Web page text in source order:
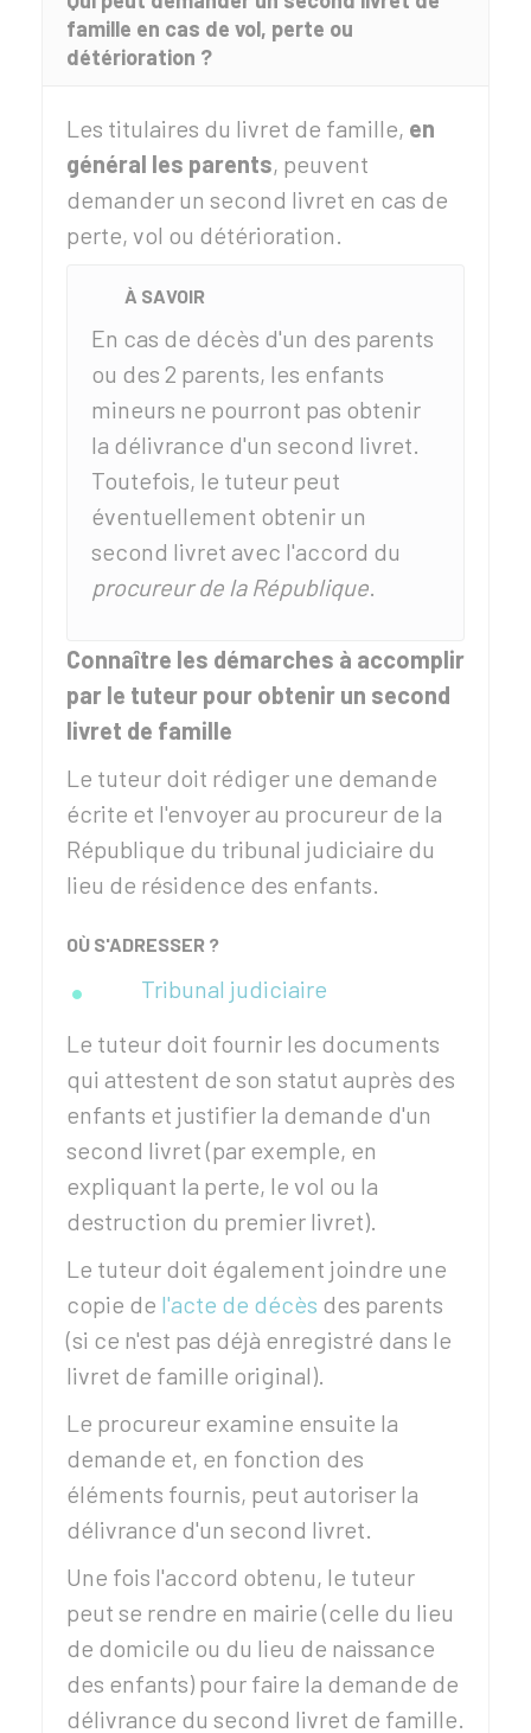
famille en cas de vol, perte ou
détérioration ?
Les titulaires du livret de famille, en
général les parents, peuvent
demander un second livret en cas de
perte, vol ou détérioration.
À SAVOIR
En cas de décès d'un des parents
ou des 2 parents, les enfants
mineurs ne pourront pas obtenir
la délivrance d'un second livret.
Toutefois, le tuteur peut
éventuellement obtenir un
second livret avec l'accord du
procureur de la République.
Connaître les démarches à accomplir
par le tuteur pour obtenir un second
livret de famille
Le tuteur doit rédiger une demande
écrite et l'envoyer au procureur de la
République du tribunal judiciaire du
lieu de résidence des enfants.
OÙ S'ADRESSER ?
Tribunal judiciaire
Le tuteur doit fournir les documents
qui attestent de son statut auprès des
enfants et justifier la demande d'un
second livret (par exemple, en
expliquant la perte, le vol ou la
destruction du premier livret).
Le tuteur doit également joindre une
copie de l'acte de décès des parents
(si ce n'est pas déjà enregistré dans le
livret de famille original).
Le procureur examine ensuite la
demande et, en fonction des
éléments fournis, peut autoriser la
délivrance d'un second livret.
Une fois l'accord obtenu, le tuteur
peut se rendre en mairie (celle du lieu
de domicile ou du lieu de naissance
des enfants) pour faire la demande de
délivrance du second livret de famille.